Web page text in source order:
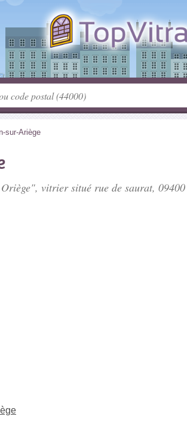
sur-Ariège
vitrier situé rue de saurat, 09400